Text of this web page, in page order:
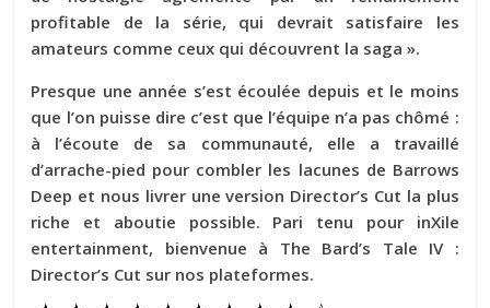
profitable de la série, qui devrait satisfaire les
amateurs comme ceux qui découvrent la saga ».
Presque une année s’est écoulée depuis et le moins
que l’on puisse dire c’est que l’équipe n’a pas chômé :
à l’écoute de sa communauté, elle a travaillé
d’arrache-pied pour combler les lacunes de Barrows
Deep et nous livrer une version Director’s Cut la plus
riche et aboutie possible. Pari tenu pour inXile
entertainment, bienvenue à The Bard’s Tale IV :
Director’s Cut sur nos plateformes.